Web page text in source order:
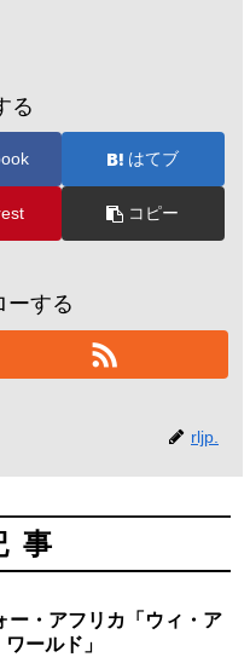
る
はてブ
コピー
ーする
rljp.
事
ー・アフリカ「ウィ・ア
ールド」